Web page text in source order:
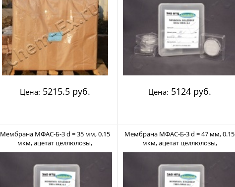
Цена: 5215.5 руб. Цена: 5124 руб.
Мембрана МФАС-Б-3 d = 35 мм, 0.15
мкм, ацетат целлюлозы,
нестерильный (Владипор)
Мембрана МФАС-Б-3 d = 47 мм, 0.15
мкм, ацетат целлюлозы,
нестерильный (Владипор)